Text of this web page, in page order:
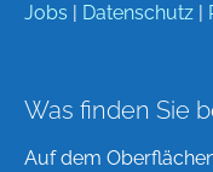
Jobs
Datenschutz
Was finden Sie
Auf dem